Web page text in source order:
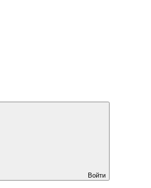
Войти